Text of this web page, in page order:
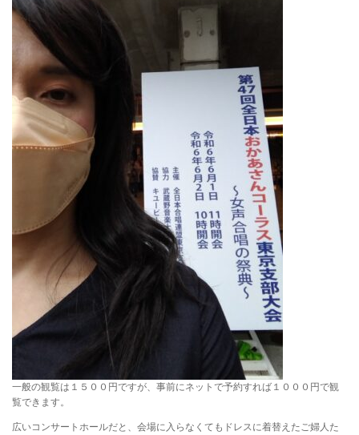
一般の観覧は１５００円ですが、事前にネットで予約すれば１０００円で観
覧できます。
広いコンサートホールだと、会場に入らなくてもドレスに着替えたご婦人た